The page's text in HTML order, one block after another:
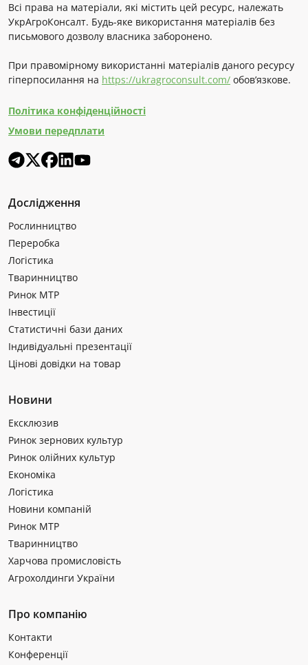
Всі права на матеріали, які містить цей ресурс, належать
УкрАгроКонсалт. Будь-яке використання матеріалів без
письмового дозволу власника заборонено.
При правомірному використанні матеріалів даного ресурсу
гіперпосилання на https://ukragroconsult.com/ обов’язкове.
Політика конфіденційності
Умови передплати
Дослідження
Рослинництво
Переробка
Логістика
Тваринництво
Ринок МТР
Інвестиції
Статистичні бази даних
Індивідуальні презентації
Цінові довідки на товар
Новини
Ексклюзив
Ринок зернових культур
Ринок олійних культур
Економіка
Логістика
Новини компаній
Ринок МТР
Тваринництво
Харчова промисловість
Агрохолдинги України
Про компанію
Контакти
Конференції